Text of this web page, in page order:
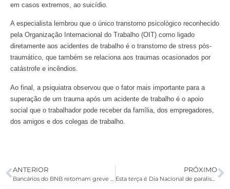
em casos extremos, ao suicídio.
A especialista lembrou que o único transtorno psicológico reconhecido
pela Organização Internacional do Trabalho (OIT) como ligado
diretamente aos acidentes de trabalho é o transtorno de stress pós-
traumático, que também se relaciona aos traumas ocasionados por
catástrofe e incêndios.
Ao final, a psiquiatra observou que o fator mais importante para a
superação de um trauma após um acidente de trabalho é o apoio
social que o trabalhador pode receber da família, dos empregadores,
dos amigos e dos colegas de trabalho.
ANTERIOR
Bancários do BNB retomam greve em Pernambuco
PRÓXIMO
Esta terça é Dia Nacional de paralisação em defesa do SUS